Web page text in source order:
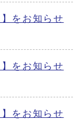
をお知らせ
をお知らせ
をお知らせ